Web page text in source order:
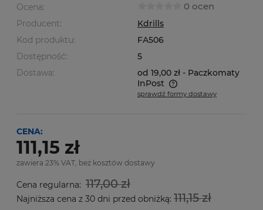
Ocena: 0 ocen
Producent:
Kdrills
Kod produktu:
FA506
Dostępność:
5
Dostawa:
od 19,00 zł - Paczkomaty
InPost
Cena nie zawiera ewentualnych kosztów płatności
sprawdź formy dostawy
CENA:
111,15 zł
zawiera 23% VAT, bez kosztów dostawy
Cena regularna: 117,00 zł
Najniższa cena z 30 dni przed obniżką: 111,15 zł